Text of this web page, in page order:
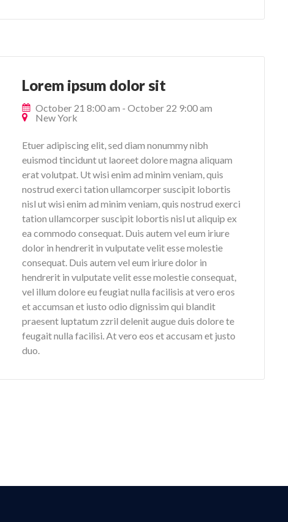
Lorem ipsum dolor sit
October 21 8:00 am - October 22 9:00 am
New York
Etuer adipiscing elit, sed diam nonummy nibh
euismod tincidunt ut laoreet dolore magna aliquam
erat volutpat. Ut wisi enim ad minim veniam, quis
nostrud exerci tation ullamcorper suscipit lobortis
nisl ut wisi enim ad minim veniam, quis nostrud exerci
tation ullamcorper suscipit lobortis nisl ut aliquip ex
ea commodo consequat. Duis autem vel eum iriure
dolor in hendrerit in vulputate velit esse molestie
consequat. Duis autem vel eum iriure dolor in
hendrerit in vulputate velit esse molestie consequat,
vel illum dolore eu feugiat nulla facilisis at vero eros
et accumsan et iusto odio dignissim qui blandit
praesent luptatum zzril delenit augue duis dolore te
feugait nulla facilisi. At vero eos et accusam et justo
duo.